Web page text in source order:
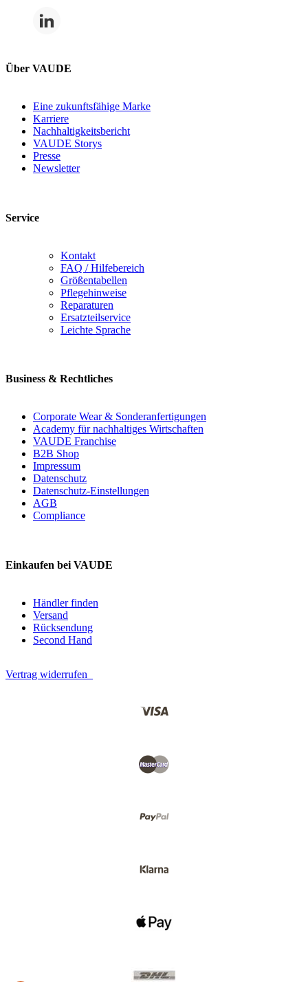
Über VAUDE
Eine zukunftsfähige Marke
Karriere
Nachhaltigkeitsbericht
VAUDE Storys
Presse
Newsletter
Service
Kontakt
FAQ / Hilfebereich
Größentabellen
Pflegehinweise
Reparaturen
Ersatzteilservice
Leichte Sprache
Business & Rechtliches
Corporate Wear & Sonderanfertigungen
Academy für nachhaltiges Wirtschaften
VAUDE Franchise
B2B Shop
Impressum
Datenschutz
Datenschutz-Einstellungen
AGB
Compliance
Einkaufen bei VAUDE
Händler finden
Versand
Rücksendung
Second Hand
Vertrag widerrufen